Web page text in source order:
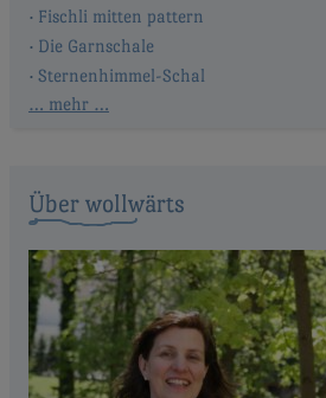
Fischli mitten pattern
Die Garnschale
Sternenhimmel-Schal
… mehr …
Über wollwärts